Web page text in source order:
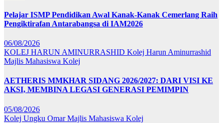
Pelajar ISMP Pendidikan Awal Kanak-Kanak Cemerlang Raih
Pengiktirafan Antarabangsa di IAM2026
06/08/2026
KOLEJ HARUN AMINURRASHID Kolej Harun Aminurrashid
Majlis Mahasiswa Kolej
AETHERIS MMKHAR SIDANG 2026/2027: DARI VISI KE
AKSI, MEMBINA LEGASI GENERASI PEMIMPIN
05/08/2026
Kolej Ungku OmarMajlis Mahasiswa Kolej